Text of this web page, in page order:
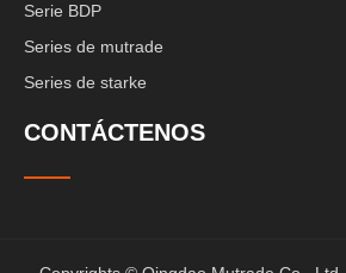
Serie BDP
Series de mutrade
Series de starke
CONTÁCTENOS